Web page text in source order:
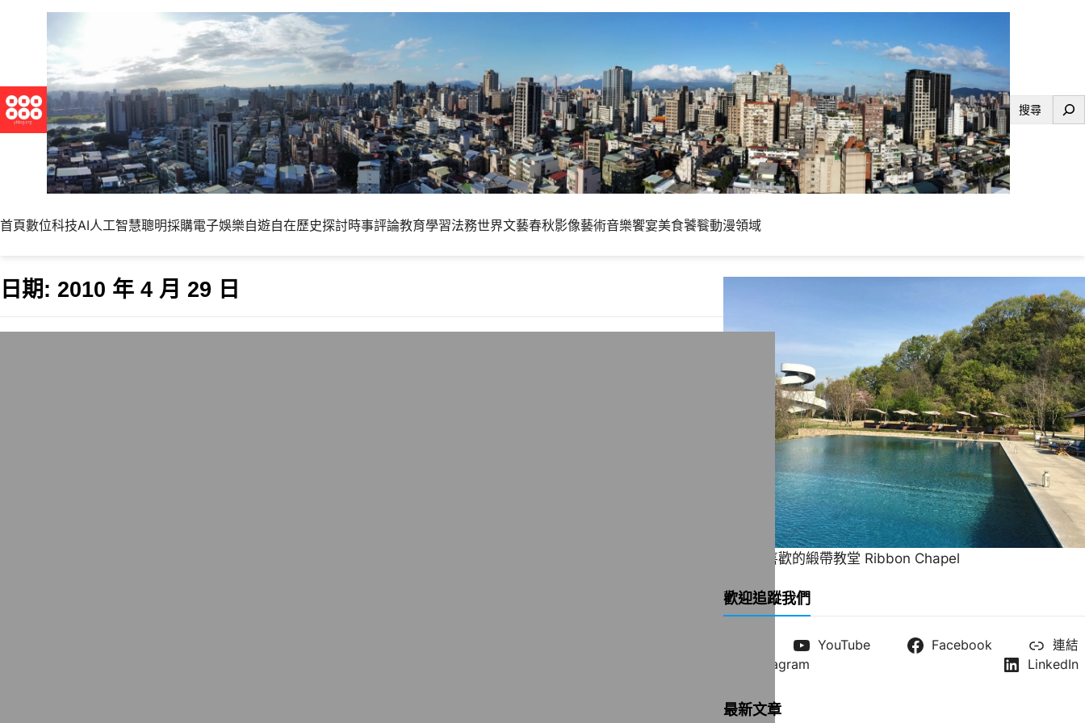
搜
首頁數位科技AI人工智慧聰明採購電子娛樂自遊自在歷史探討時事評論教育學習法務世界文藝春秋影像藝術音樂饗宴美食饕餮動漫領域
日期: 2010 年 4 月 29 日
一直很喜歡的緞帶教堂 Ribbon Chapel
歡迎追蹤我們
YouTube Facebook
連結
Instagram
LinkedIn
最新文章